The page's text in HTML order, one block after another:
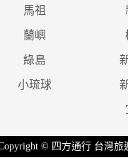
馬祖
蘭嶼
綠島
小琉球
© 四方通行 台灣旅